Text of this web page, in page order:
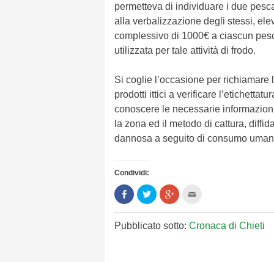
permetteva di individuare i due
alla verbalizzazione degli stessi,
complessivo di 1000€ a ciascun
utilizzata per tale attività di frodo.
Si coglie l’occasione per
prodotti ittici a verificare
conoscere le necessarie
la zona ed il metodo di cattura,
dannosa a seguito di consumo
Condividi:
Condividi
su
Facebook
(Si
apre
in
Clicca
per
condividere
su
Twitter
(Si
Clicca
per
su
Google+
(Si
l'articolo
via
mail
Pubblicato sotto: Cronaca di Chieti